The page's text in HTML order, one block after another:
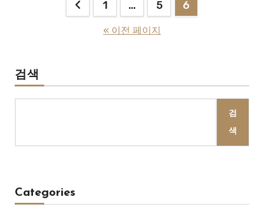
지
매
1 … 5 6
« 이전 페이지
검색
검
색
Categories